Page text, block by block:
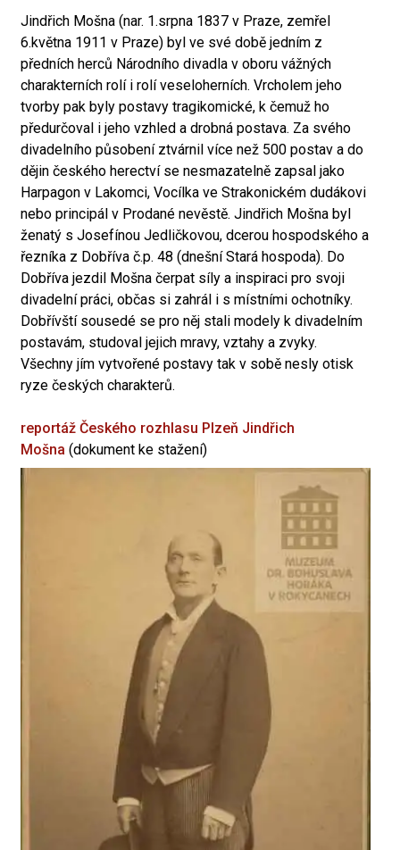
Jindřich Mošna (nar. 1.srpna 1837 v Praze, zemřel
6.května 1911 v Praze) byl ve své době jedním z
předních herců Národního divadla v oboru vážných
charakterních rolí i rolí veseloherních. Vrcholem jeho
tvorby pak byly postavy tragikomické, k čemuž ho
předurčoval i jeho vzhled a drobná postava. Za svého
divadelního působení ztvárnil více než 500 postav a do
dějin českého herectví se nesmazatelně zapsal jako
Harpagon v Lakomci, Vocílka ve Strakonickém dudákovi
nebo principál v Prodané nevěstě. Jindřich Mošna byl
ženatý s Josefínou Jedličkovou, dcerou hospodského a
řezníka z Dobříva č.p. 48 (dnešní Stará hospoda). Do
Dobříva jezdil Mošna čerpat síly a inspiraci pro svoji
divadelní práci, občas si zahrál i s místními ochotníky.
Dobřívští sousedé se pro něj stali modely k divadelním
postavám, studoval jejich mravy, vztahy a zvyky.
Všechny jím vytvořené postavy tak v sobě nesly otisk
ryze českých charakterů.
reportáž Českého rozhlasu Plzeň Jindřich
Mošna (dokument ke stažení)